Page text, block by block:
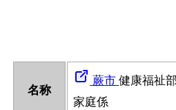
名称
蕨市健康福祉
家庭係